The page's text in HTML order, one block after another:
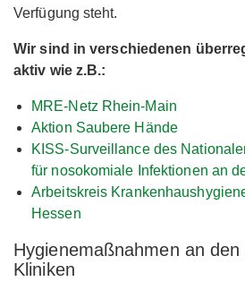
Verfügung steht.
Wir sind in verschiedenen
aktiv wie z.B.:
MRE-Netz Rhein-Main
Aktion Saubere Hände
KISS-Surveillance des
für nosokomiale Infektionen an
Arbeitskreis
Hessen
Hygienemaßnahmen an
Kliniken